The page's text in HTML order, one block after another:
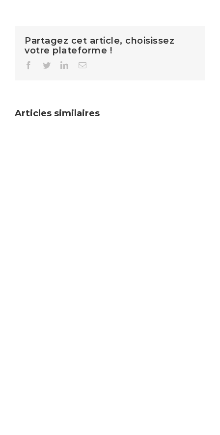
Partagez cet article, choisissez
votre plateforme !
Facebook
TwitterLinkedInEmail
Articles similaires